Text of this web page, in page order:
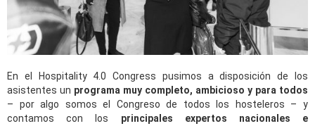
En el Hospitality 4.0 Congress pusimos a disposición de los
asistentes un programa muy completo, ambicioso y para todos
– por algo somos el Congreso de todos los hosteleros – y
contamos con los principales expertos nacionales e